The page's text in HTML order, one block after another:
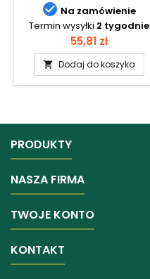
 Na zamówienie
Termin wysyłki 2 tygodnie
Cena
55,81 zł
 Dodaj do koszyka
PRODUKTY
NASZA FIRMA
TWOJE KONTO
KONTAKT